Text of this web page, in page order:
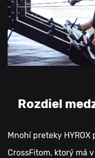
Rozdiel
Mnohí preteky
CrossFitom, ktorý má